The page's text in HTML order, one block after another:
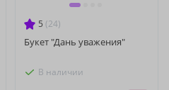
5 (24)
Букет "Дань уважения"
В наличии